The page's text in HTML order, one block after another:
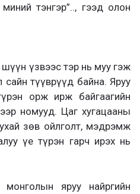
тэнгэр”.., гээд олон
үзвээс тэр нь муу гэж
сайн түүврүүд байна. Яруу
орж ирж байгаагийн
номууд. Цаг хугацааны
зөв ойлголт, мэдрэмж
үе түрэн гарч ирэх нь
яруу найргийн